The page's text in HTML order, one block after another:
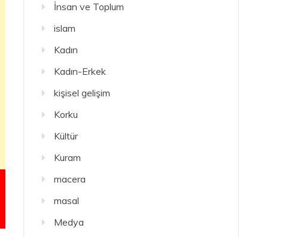
İnsan ve Toplum
islam
Kadın
Kadın-Erkek
kişisel gelişim
Korku
Kültür
Kuram
macera
masal
Medya